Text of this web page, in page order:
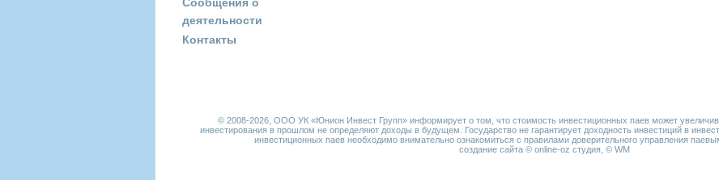
деятельности
Контакты
© 2008-2026, ООО УК «Юнион Инвест Групп» информирует о том, что стоимость инвестиционных паев может
инвестирования в прошлом не определяют доходы в будущем. Государство не гарантирует доходность инвестиций в
инвестиционных паев необходимо внимательно ознакомиться с правилами доверительного управления
создание сайта © online-oz студия, © WM